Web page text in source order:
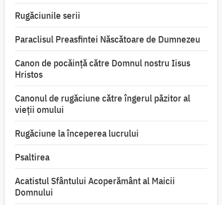
Rugăciunile serii
Paraclisul Preasfintei Născătoare de Dumnezeu
Canon de pocăință către Domnul nostru Iisus
Hristos
Canonul de rugăciune către îngerul păzitor al
vieții omului
Rugăciune la începerea lucrului
Psaltirea
Acatistul Sfântului Acoperământ al Maicii
Domnului